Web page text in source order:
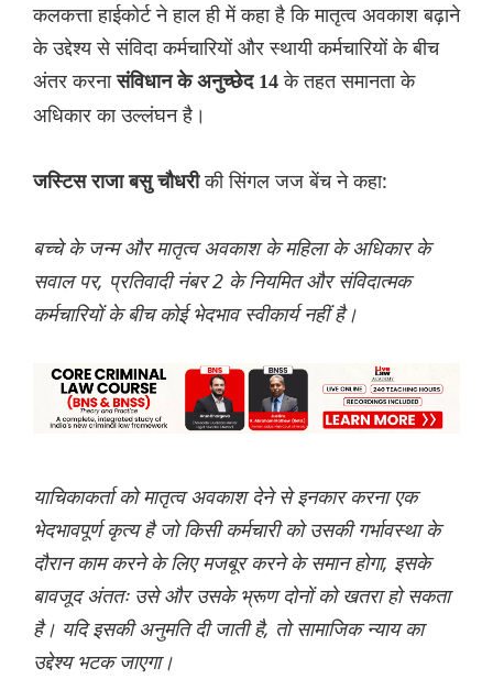
कलकत्ता हाईकोर्ट ने हाल ही में कहा है कि मातृत्व अवकाश बढ़ाने
के उद्देश्य से संविदा कर्मचारियों और स्थायी कर्मचारियों के बीच
अंतर करनासंविधान के अनुच्छेद 14 के तहत समानता के
अधिकार का उल्लंघन है।
जस्टिस राजा बसु चौधरीकी सिंगल जज बेंच ने कहा:
बच्चे के जन्म और मातृत्व अवकाश के महिला के अधिकार के
सवाल पर, प्रतिवादी नंबर 2 के नियमित और संविदात्मक
कर्मचारियों के बीच कोई भेदभाव स्वीकार्य नहीं है।
याचिकाकर्ता को मातृत्व अवकाश देने से इनकार करना एक
भेदभावपूर्ण कृत्य है जो किसी कर्मचारी को उसकी गर्भावस्था के
दौरान काम करने के लिए मजबूर करने के समान होगा, इसके
बावजूद अंततः उसे और उसके भ्रूण दोनों को खतरा हो सकता
है। यदि इसकी अनुमति दी जाती है, तो सामाजिक न्याय का
उद्देश्य भटक जाएगा।